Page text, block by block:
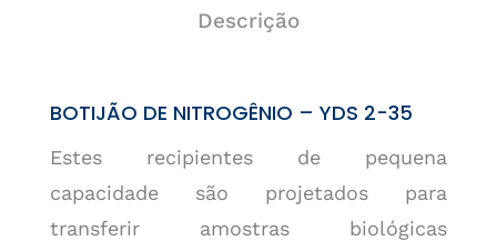
Descrição
BOTIJÃO DE NITROGÊNIO – YDS 2-35
Estes recipientes de pequena
capacidade são projetados para
transferir amostras biológicas